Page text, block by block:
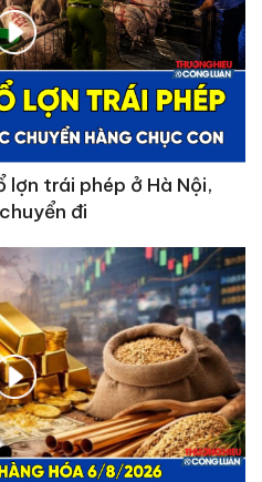
lợn trái phép ở Hà Nội,
đi